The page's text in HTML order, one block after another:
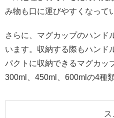
み物も口に運びやすくなって
さらに、マグカップのハンド
います。収納する際もハンド
パクトに収納できるマグカッ
300ml、450ml、600mlの4種